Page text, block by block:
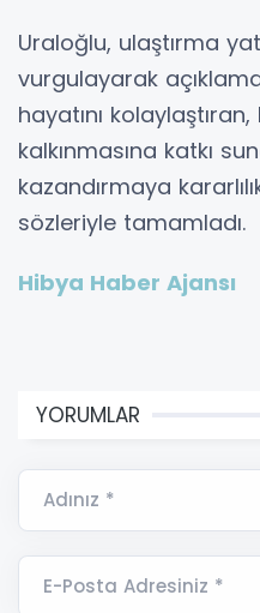
Uraloğlu, ulaştırma
vurgulayarak
hayatını
kalkınmasına katkı
kazandırmaya
sözleriyle tamamladı.
Hibya Haber Ajansı
YORUMLAR
Adınız *
E-Posta Adresiniz *